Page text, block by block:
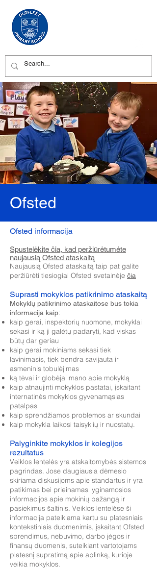
Ofsted
Ofsted informacija
Spustelėkite čia, kad peržiūrėtumėte
naujausią Ofsted ataskaitą
Naujausią Ofsted ataskaitą taip pat galite
peržiūrėti tiesiogiai Ofsted svetainėje čia
Suprasti mokyklos patikrinimo ataskaitą
Mokyklų patikrinimo ataskaitose bus tokia
informacija kaip:
kaip gerai, inspektorių nuomone, mokyklai
sekasi ir ką ji galėtų padaryti, kad viskas
būtų dar geriau
kaip gerai mokiniams sekasi tiek
lavinimasis, tiek bendra savijauta ir
asmeninis tobulėjimas
ką tėvai ir globėjai mano apie mokyklą
kaip atnaujinti mokyklos pastatai, įskaitant
internatinės mokyklos gyvenamąsias
patalpas
kaip sprendžiamos problemos ar skundai
kaip mokykla laikosi taisyklių ir nuostatų.
Palyginkite mokyklos ir kolegijos
rezultatus
Veiklos lentelės yra atskaitomybės sistemos
pagrindas. Jose daugiausia dėmesio
skiriama diskusijoms apie standartus ir yra
patikimas bei prieinamas lyginamosios
informacijos apie mokinių pažangą ir
pasiekimus šaltinis. Veiklos lentelėse ši
informacija pateikiama kartu su platesniais
kontekstiniais duomenimis, įskaitant Ofsted
sprendimus, nebuvimo, darbo jėgos ir
finansų duomenis, suteikiant vartotojams
platesnį supratimą apie aplinką, kurioje
veikia mokyklos.